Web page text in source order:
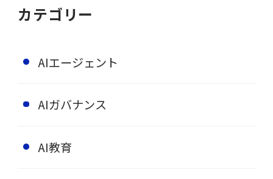
カテゴリー
AIエージェント
AIガバナンス
AI教育